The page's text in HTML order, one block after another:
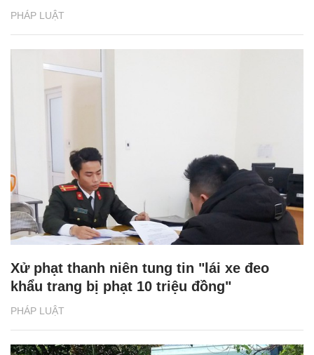
PHÁP LUẬT
PHÁP LUẬT
Xử phạt thanh niên tung tin "lái xe đeo
khẩu trang bị phạt 10 triệu đồng"